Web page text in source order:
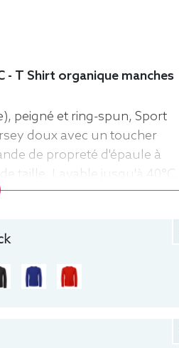
- T Shirt organique manches
peigné et ring-spun, Sport
doux avec un toucher
de propreté d'épaule à
taille, Lavable jusqu'à 40°C,
longue, Léger, Homme, Col